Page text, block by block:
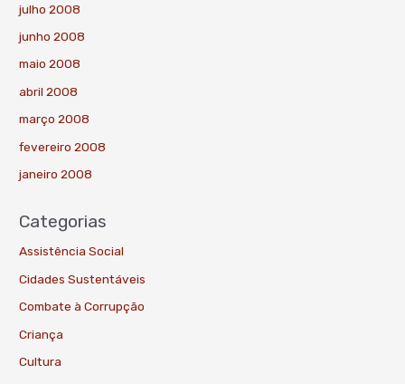
julho 2008
junho 2008
maio 2008
abril 2008
março 2008
fevereiro 2008
janeiro 2008
Categorias
Assistência Social
Cidades Sustentáveis
Combate à Corrupção
Criança
Cultura